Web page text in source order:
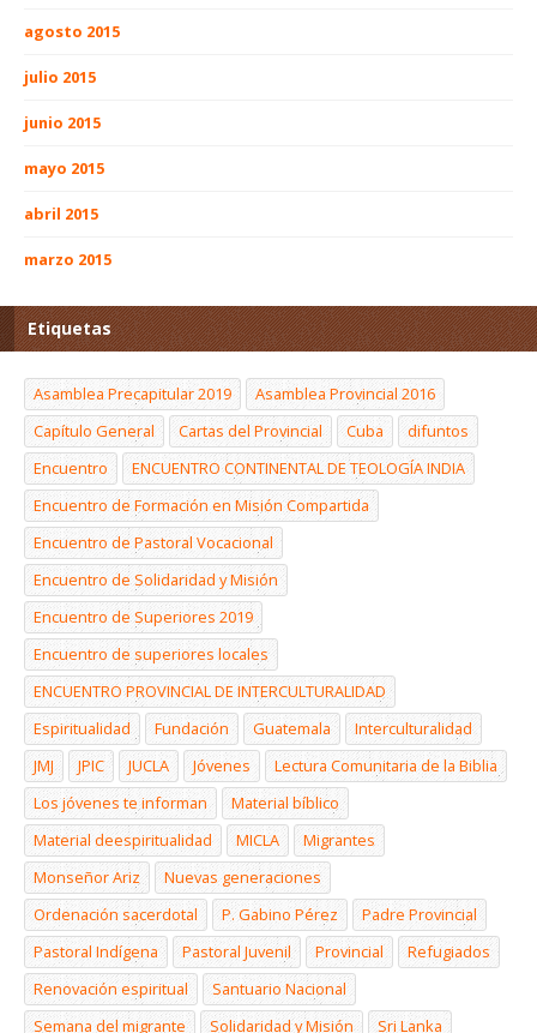
agosto 2015
julio 2015
junio 2015
mayo 2015
abril 2015
marzo 2015
Etiquetas
Asamblea Precapitular 2019
Asamblea Provincial 2016
Capítulo General
Cartas del Provincial Cuba
difuntos
Encuentro
ENCUENTRO CONTINENTAL DE TEOLOGÍA INDIA
Encuentro de Formación en Misión Compartida
Encuentro de Pastoral Vocacional
Encuentro de Solidaridad y Misión
Encuentro de Superiores 2019
Encuentro de superiores locales
ENCUENTRO PROVINCIAL DE INTERCULTURALIDAD
Espiritualidad
Fundación Guatemala
Interculturalidad
JMJ
JPIC JUCLA Jóvenes
Lectura Comunitaria de la Biblia
Los jóvenes te informan
Material bíblico
Material deespiritualidad
MICLA
Migrantes
Monseñor Ariz
Nuevas generaciones
Ordenación sacerdotal
P. Gabino Pérez
Padre Provincial
Pastoral Indígena
Pastoral Juvenil Provincial
Refugiados
Renovación espiritual
Santuario Nacional
Semana del migrante
Solidaridad y Misión
Sri Lanka